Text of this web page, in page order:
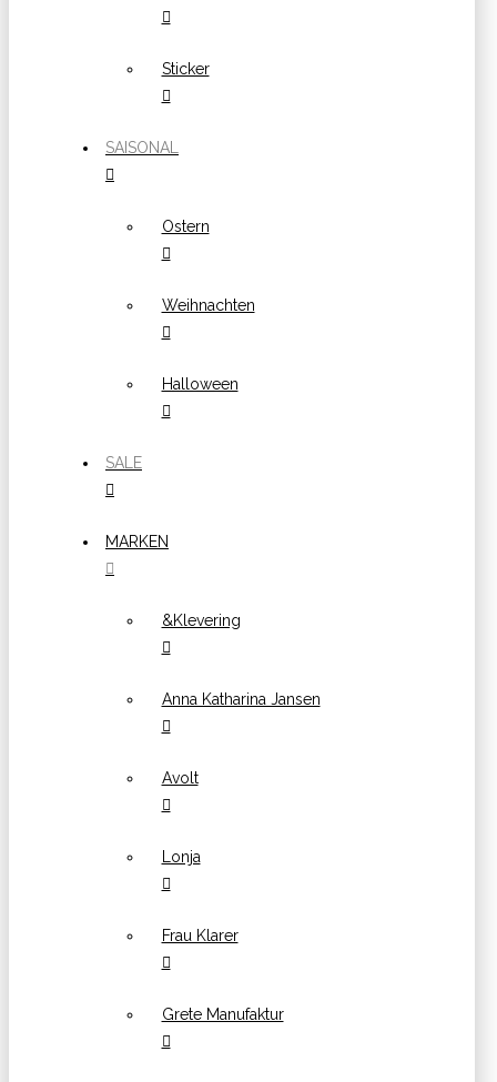
Sticker
SAISONAL
Ostern
Weihnachten
Halloween
SALE
MARKEN
&Klevering
Anna Katharina Jansen
Avolt
Lonja
Frau Klarer
Grete Manufaktur